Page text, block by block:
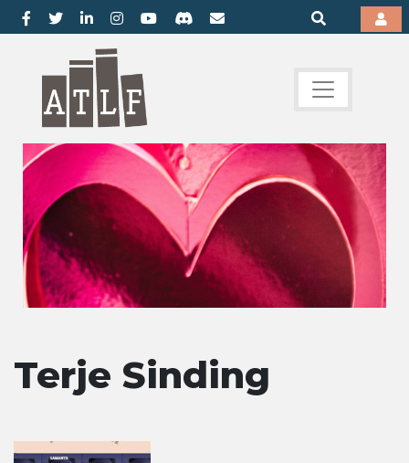
Terje Sinding